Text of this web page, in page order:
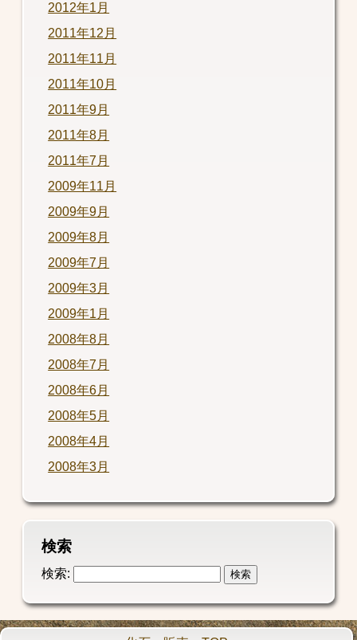
2012年1月
2011年12月
2011年11月
2011年10月
2011年9月
2011年8月
2011年7月
2009年11月
2009年9月
2009年8月
2009年7月
2009年3月
2009年1月
2008年8月
2008年7月
2008年6月
2008年5月
2008年4月
2008年3月
検索
検索: